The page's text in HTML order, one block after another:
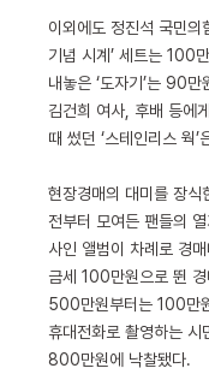
이외에도 정진석 국민의
기념 시계’ 세트는 100
내놓은 ‘도자기’는 90
김건희 여사, 후배 등에
때 썼던 ‘스테인리스 웍
현장경매의 대미를 장
전부터 모여든 팬들의
사인 앨범이 차례로 경
금세 100만원으로 뛴
500만원부터는 100만
휴대전화로 촬영하는
800만원에 낙찰됐다.